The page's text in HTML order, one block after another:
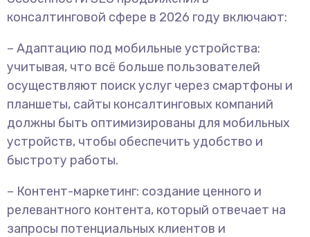
консалтинговой сфере в 2026 году включают:
– Адаптацию под мобильные устройства:
учитывая, что всё больше пользователей
осуществляют поиск услуг через смартфоны и
планшеты, сайты консалтинговых компаний
должны быть оптимизированы для мобильных
устройств, чтобы обеспечить удобство и
быстроту работы.
– Контент-маркетинг: создание ценного и
релевантного контента, который отвечает на
запросы потенциальных клиентов и